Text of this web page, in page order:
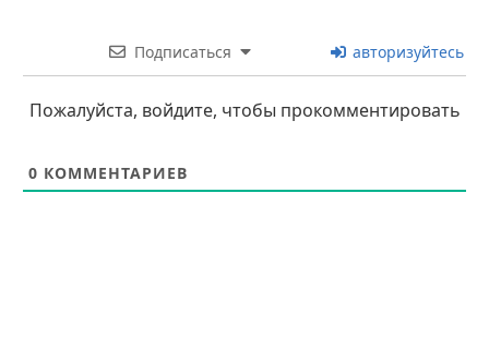
Подписаться авторизуйтесь
Пожалуйста, войдите, чтобы прокомментировать
0 КОММЕНТАРИЕВ